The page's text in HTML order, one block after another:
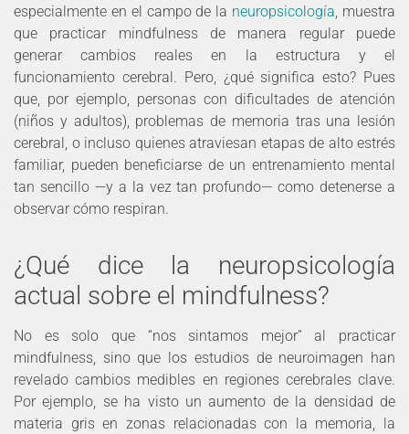
especialmente en el campo de la neuropsicología, muestra
que practicar mindfulness de manera regular puede
generar cambios reales en la estructura y el
funcionamiento cerebral. Pero, ¿qué significa esto? Pues
que, por ejemplo, personas con dificultades de atención
(niños y adultos), problemas de memoria tras una lesión
cerebral, o incluso quienes atraviesan etapas de alto estrés
familiar, pueden beneficiarse de un entrenamiento mental
tan sencillo —y a la vez tan profundo— como detenerse a
observar cómo respiran.
¿Qué dice la neuropsicología
actual sobre el mindfulness?
No es solo que “nos sintamos mejor” al practicar
mindfulness, sino que los estudios de neuroimagen han
revelado cambios medibles en regiones cerebrales clave.
Por ejemplo, se ha visto un aumento de la densidad de
materia gris en zonas relacionadas con la memoria, la